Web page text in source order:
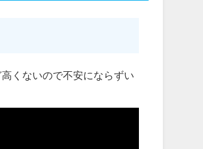
くないので不安にならずい